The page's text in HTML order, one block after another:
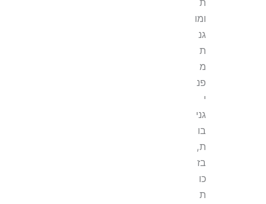
ת
ומו
גנ
ת
מ
פנ
י
גני
בו
ת,
בז
כו
ת